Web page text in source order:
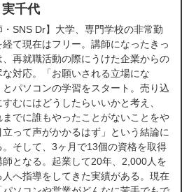
千代
・SNS Dr】大学、専門学校の非常勤
経て現在はフリー。講師になったきっ
、再就職活動の際にうけた企業からの
な対応。「お願いされる立場にな
とパソコンの学習をスタート。売り込
すむにはどうしたらいいかと考え、
までに誰もやったことがないことをや
立って声がかかるはず」という結論に
。そして、3ヶ月で13個の資格を取得
師となる。起業して20年、2,000人を
人へ指導をしてきた実績がある。現在